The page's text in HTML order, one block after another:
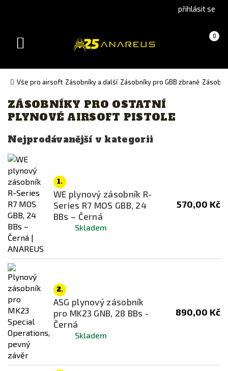
version(Slovak)
přihlásit se
Košík 0
(prázdný)
Toggle
Vše pro airsoft Zásobníky a další Zásobníky pro GBB zbraně
Výrobce
G&G
KRYTAC
KSC
Lambda Defence
Legends
Tokyo Marui
WE
Cena
156 1397Kč
Dostupnost
skladem
na cestě
ZÁSOBNÍKY PRO OSTATNÍ
PLYNOVÉ AIRSOFT PISTOLE
Nejprodávanější v kategorii
1.
WE plynový zásobník R-
Series R7 MOS GBB, 24
BBs – Černá
Skladem
570,00 Kč
2.
ASG plynový zásobník
pro MK23 GNB, 28 BBs -
Černá
Skladem
890,00 Kč